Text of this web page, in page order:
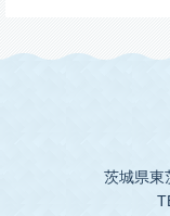
茨城県東